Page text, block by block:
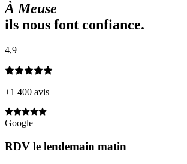
ÀMeuse
ils nous font confiance.
4,9
+1 400 avis
Google
RDV le lendemain matin